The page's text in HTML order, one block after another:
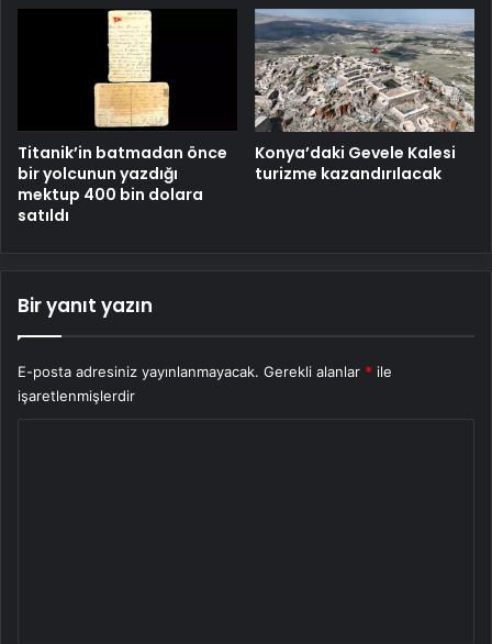
Titanik’in batmadan önce
bir yolcunun yazdığı
mektup 400 bin dolara
satıldı
Konya’daki Gevele Kalesi
turizme kazandırılacak
Bir yanıt yazın
E-posta adresiniz yayınlanmayacak. Gerekli alanlar * ile
işaretlenmişlerdir